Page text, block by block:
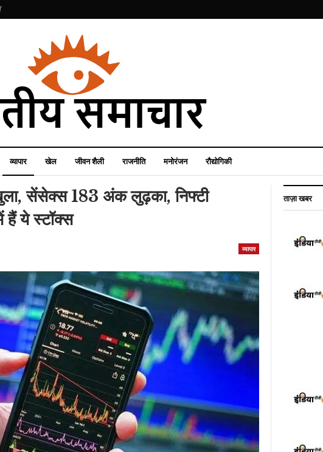
व्यापार खेल जीवन शैली राजनीति मनोरंजन रौद्योगिकी
सेंसेक्स 183 अंक लुढ़का, निफ्टी
ये स्टॉक्स
व्यापार
ताज़ा खबर
के लिए
काम,…
हिंसा के बीच
हटाए…
सुबह नाश्ते में झटपट बनाएं
साउथ इंडिया स्टाइल स्वादिष्ट
सूजी…
जीवन शैली
हाथ और पैर की टैनिंग से हैं
परेशान तो एक बार आज़माकर
Asia Cup 2023: टीम
पाकिस्तान से…
Diwali Holiday:
दिवाली की छुट्टी में घूमने का
बना लें प्लान,…
जीवन शैली
नोएडा में इन जगहों पर मिलता है
बेस्ट Street Food, एक